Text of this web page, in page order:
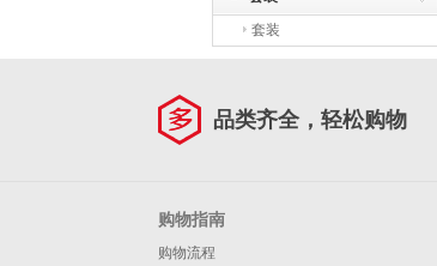
套装
品类齐全，轻松购物
购物指南
购物流程